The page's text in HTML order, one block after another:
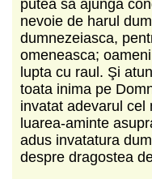
putea sa ajunga
nevoie de harul
dumnezeiasca,
omeneasca;
lupta cu raul. Şi
toata inima pe
invatat adevarul cel
luarea-aminte
adus invatatura
despre dragostea